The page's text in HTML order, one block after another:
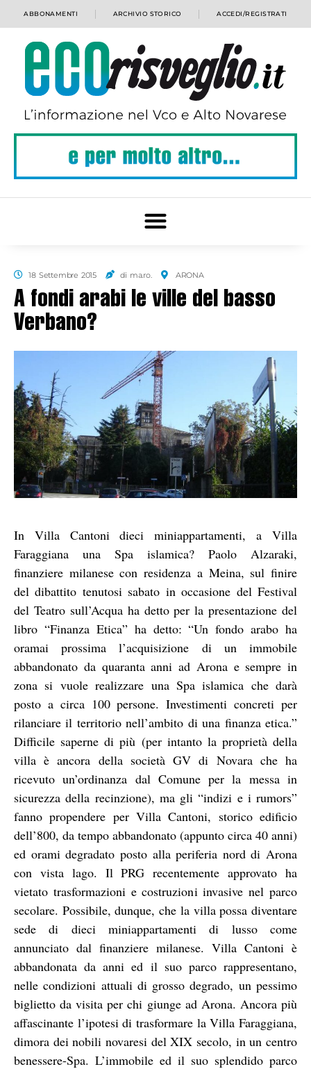
ABBONAMENTI ARCHIVIO STORICO ACCEDI/REGISTRATI
18 Settembre 2015 di ma.ro. ARONA
A fondi arabi le ville del basso
Verbano?
In Villa Cantoni dieci miniappartamenti, a Villa
Faraggiana una Spa islamica? Paolo Alzaraki,
finanziere milanese con residenza a Meina, sul finire
del dibattito tenutosi sabato in occasione del Festival
del Teatro sull’Acqua ha detto per la presentazione del
libro “Finanza Etica” ha detto: “Un fondo arabo ha
oramai prossima l’acquisizione di un immobile
abbandonato da quaranta anni ad Arona e sempre in
zona si vuole realizzare una Spa islamica che darà
posto a circa 100 persone. Investimenti concreti per
rilanciare il territorio nell’ambito di una finanza etica.”
Difficile saperne di più (per intanto la proprietà della
villa è ancora della società GV di Novara che ha
ricevuto un’ordinanza dal Comune per la messa in
sicurezza della recinzione), ma gli “indizi e i rumors”
fanno propendere per Villa Cantoni, storico edificio
dell’800, da tempo abbandonato (appunto circa 40 anni)
ed orami degradato posto alla periferia nord di Arona
con vista lago. Il PRG recentemente approvato ha
vietato trasformazioni e costruzioni invasive nel parco
secolare. Possibile, dunque, che la villa possa diventare
sede di dieci miniappartamenti di lusso come
annunciato dal finanziere milanese. Villa Cantoni è
abbandonata da anni ed il suo parco rappresentano,
nelle condizioni attuali di grosso degrado, un pessimo
biglietto da visita per chi giunge ad Arona. Ancora più
affascinante l’ipotesi di trasformare la Villa Faraggiana,
dimora dei nobili novaresi del XIX secolo, in un centro
benessere-Spa. L’immobile ed il suo splendido parco